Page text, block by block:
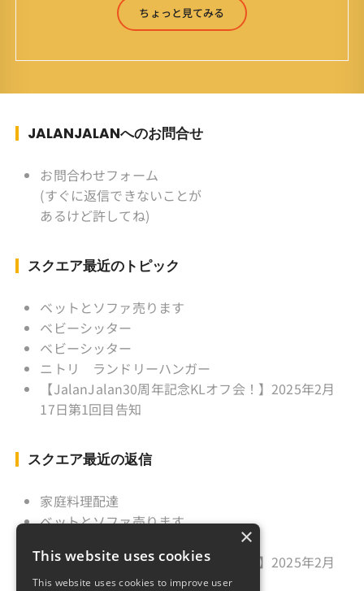
森 淳（Jun Yamamori） 生年月日 ：1959年
7月4日(61才) 生まれ ：香港(3才まで)
スポーツ ：水泳(浜名湾流古式泳法、競泳平泳
ク ソフトボール
監督 BKKソフトボール「おぼん
こぼん 」監督 マレーシア歴：1991年から31年
目 タイ歴 ：2001年から21年目
ちょっと見てみる
JALANJALANへのお問合せ
お問合わせフォーム
(すぐに返信できないことが
あるけど許してね)
スクエア最近のトピック
ベットとソファ売ります
ベビーシッター
ベビーシッター
ニトリ ランドリーハンガー
【JalanJalan30周年記念KLオフ会！】2025年2月
17日第1回目告知
スクエア最近の返信
家庭料理配達
ベットとソファ売ります
【JalanJalan30周年記念KLオフ会！】2025年2月
17日第1回目告知
×
This website uses cookies
This website uses cookies to improve user